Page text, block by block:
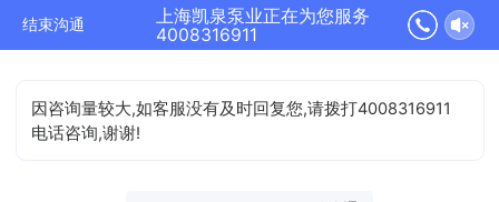
结束沟通
上海凯泉泵业正在为您服务
4008316911
因咨询量较大,如客服没有及时回复您,请拨打4008316911
电话咨询,谢谢!